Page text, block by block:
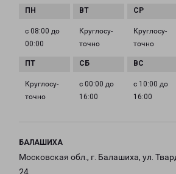
с 08:00 до
00:00
Круглосу­
точно
Круглосу­
точно
Круглосу­
точно
с 00:00 до
16:00
с 10:00 до
16:00
БАЛАШИХА
Московская обл., г. Балашиха, ул.